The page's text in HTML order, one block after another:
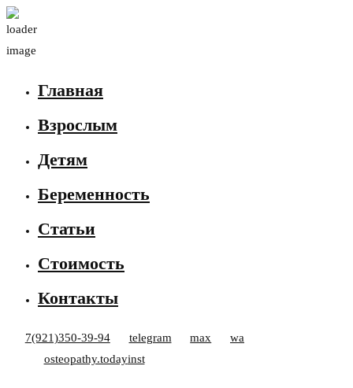
Главная
Взрослым
Детям
Беременность
Статьи
Стоимость
Контакты
7(921)350-39-94 telegram max
wa
osteopathy.todayinst